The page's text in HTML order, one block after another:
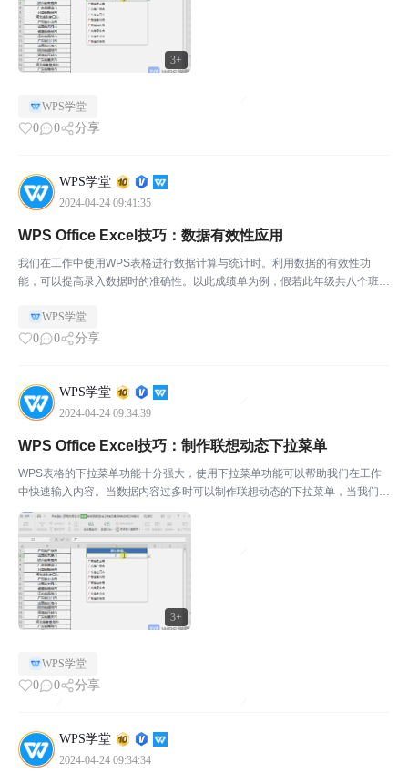
3+
WPS学堂
0 0 分享
WPS学堂
2024-04-24 09:41:35
WPS Office Excel技巧：数据有效性应用
我们在工作中使用WPS表格进行数据计算与统计时。利用数据的有效性功
能，可以提高录入数据时的准确性。以此成绩单为例，假若此年级共八个班
据的区域，点击上方菜单栏「数据」-「有效性」按钮。此时...
WPS学堂
0 0 分享
WPS学堂
2024-04-24 09:34:39
3+
WPS Office Excel技巧：制作联想动态下拉菜单
WPS表格的下拉菜单功能十分强大，使用下拉菜单功能可以帮助我们在工作
中快速输入内容。当数据内容过多时可以制作联想动态的下拉菜单，当我们输
入一个关键词时，下拉菜单会出现与其相关的内容。￭点击数据-有效性，设置
条件为“序列”。来源中输入=OFFSET($A$1...
WPS学堂
0 0 分享
WPS学堂
2024-04-24 09:34:34